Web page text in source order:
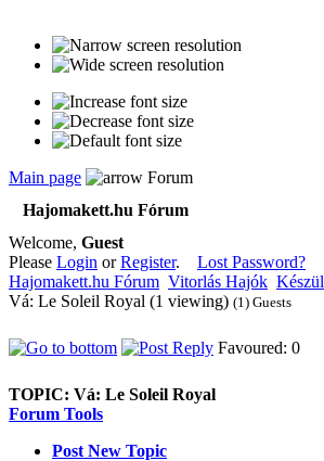
Main page
Forum
Hajomakett.hu Fórum
Welcome, Guest
Please Login orRegister. Lost Password?
Hajomakett.hu Fórum Vitorlás Hajók
Vá: Le Soleil Royal (1 viewing) (1) Guests
Favoured: 0
TOPIC: Vá: Le Soleil Royal
Forum Tools
Post New Topic